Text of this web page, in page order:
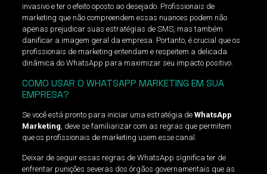
invasivo e ter o efeito oposto ao desejado. Profissionais de
marketing que não compreendem essas nuances podem não
apenas prejudicar suas estratégias de SMS, mas também
danificar a imagem geral da empresa. Portanto, é crucial que os
profissionais de marketing entendam e respeitem a delicada
dinâmica do WhatsApp para maximizar seu impacto positivo.
COMO USAR O WHATSAPP MARKETING EM SUA
EMPRESA?
Se você está pronto para iniciar uma estratégia de WhatsApp
Marketing , deve se familiarizar com as regras que permitem
que os profissionais de marketing usem esse canal.
Deixar de seguir essas regras de WhatsApp significa ter de
enfrentar punições severas dos órgãos governamentais que as